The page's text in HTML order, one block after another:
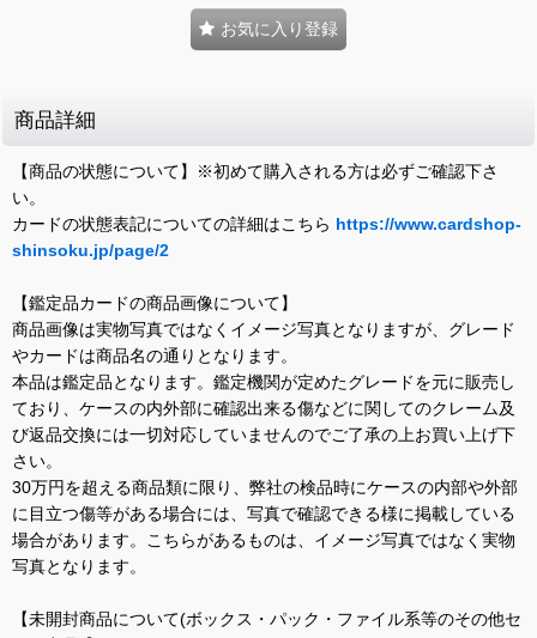
お気に入り登録
商品詳細
【商品の状態について】※初めて購入される方は必ずご確認下さ
い。
カードの状態表記についての詳細はこちら https://www.cardshop-
shinsoku.jp/page/2
【鑑定品カードの商品画像について】
商品画像は実物写真ではなくイメージ写真となりますが、グレード
やカードは商品名の通りとなります。
本品は鑑定品となります。鑑定機関が定めたグレードを元に販売し
ており、ケースの内外部に確認出来る傷などに関してのクレーム及
び返品交換には一切対応していませんのでご了承の上お買い上げ下
さい。
30万円を超える商品類に限り、弊社の検品時にケースの内部や外部
に目立つ傷等がある場合には、写真で確認できる様に掲載している
場合があります。こちらがあるものは、イメージ写真ではなく実物
写真となります。
【未開封商品について(ボックス・パック・ファイル系等のその他セ